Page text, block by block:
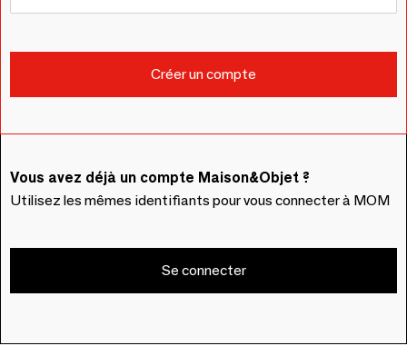
Vous avez déjà un compte Maison&Objet ?
Utilisez les mêmes identifiants pour vous connecter à MOM
Se connecter